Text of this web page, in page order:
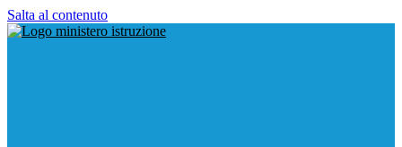
Salta al contenuto